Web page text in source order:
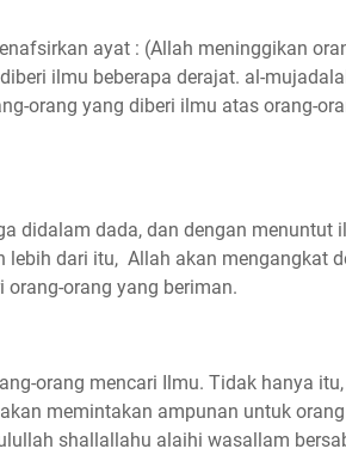
ayat : (Allah meninggikan
ilmu beberapa derajat. al-
orang yang diberi ilmu atas orang-
didalam dada, dan dengan menuntut
dari itu, Allah akan mengangkat
orang yang beriman.
orang mencari Ilmu. Tidak hanya
memintakan ampunan untuk
shallallahu alaihi wasallam